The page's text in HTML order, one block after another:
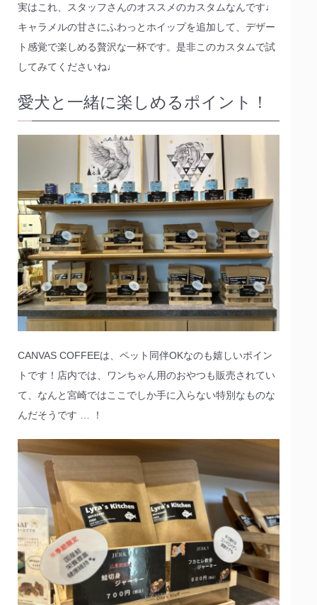
実はこれ、スタッフさんのオススメのカスタムなんです♩
キャラメルの甘さにふわっとホイップを追加して、デザー
ト感覚で楽しめる贅沢な一杯です。是非このカスタムで試
してみてくださいね♩
愛犬と一緒に楽しめるポイント！
CANVAS COFFEEは、ペット同伴OKなのも嬉しいポイン
トです！店内では、ワンちゃん用のおやつも販売されてい
て、なんと宮崎ではここでしか手に入らない特別なものな
んだそうです … ！